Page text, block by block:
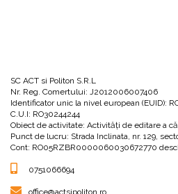
SC ACT si Politon S.R.L
Nr. Reg. Comertului: J2012006007406
Identificator unic la nivel european (EUID):
C.U.I: RO30244244
Obiect de activitate: Activităţi de editare a
Punct de lucru: Strada Inclinata, nr. 129,
Cont: RO05RZBR0000060030672770
0751066694
office@actsipoliton.ro